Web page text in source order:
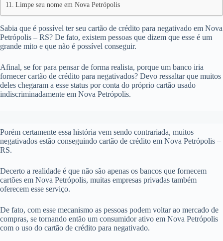
Limpe seu nome em Nova Petrópolis
Sabia que é possível ter seu cartão de crédito para negativado em Nova
Petrópolis – RS? De fato, existem pessoas que dizem que esse é um
grande mito e que não é possível conseguir.
Afinal, se for para pensar de forma realista, porque um banco iria
fornecer cartão de crédito para negativados? Devo ressaltar que muitos
deles chegaram a esse status por conta do próprio cartão usado
indiscriminadamente em Nova Petrópolis.
Porém certamente essa história vem sendo contrariada, muitos
negativados estão conseguindo cartão de crédito em Nova Petrópolis –
RS.
Decerto a realidade é que não são apenas os bancos que fornecem
cartões em Nova Petrópolis, muitas empresas privadas também
oferecem esse serviço.
De fato, com esse mecanismo as pessoas podem voltar ao mercado de
compras, se tornando então um consumidor ativo em Nova Petrópolis
com o uso do cartão de crédito para negativado.